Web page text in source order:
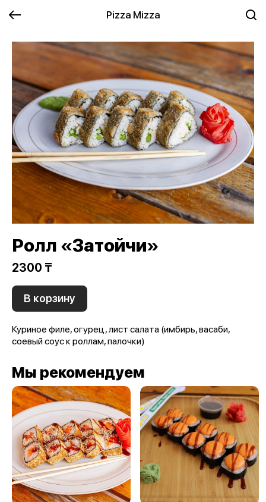
Pizza Mizza
Ролл «Затойчи»
2300 ₸
В корзину
Куриное филе, огурец, лист салата (имбирь, васаби,
соевый соус к роллам, палочки)
Мы рекомендуем